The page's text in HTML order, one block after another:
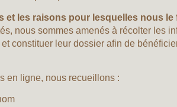
et les raisons pour lesquelles nous le
nous sommes amenés à récolter les
constituer leur dossier afin de
en ligne, nous recueillons :